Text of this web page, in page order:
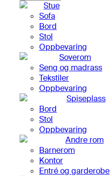
Stue
Sofa
Bord
Stol
Oppbevaring
Soverom
Seng og madrass
Tekstiler
Oppbevaring
Spiseplass
Bord
Stol
Oppbevaring
Andre rom
Barnerom
Kontor
Entré og garderobe